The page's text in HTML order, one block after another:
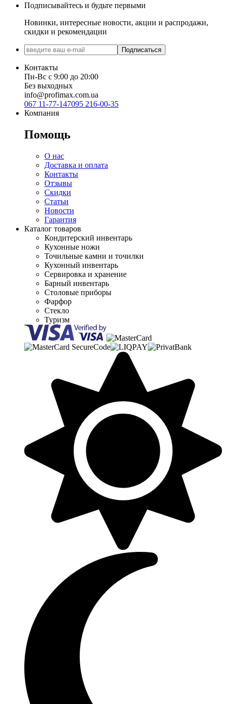
Подписывайтесь и будьте первыми
Новинки, интересные новости, акции и распродажи,
скидки и рекомендации
Подписаться
Контакты
Пн-Вс с 9:00 до 20:00
Без выходных
info@profimax.com.ua
067 11-77-147095 216-00-35
Компания
Помощь
О нас
Доставка и оплата
Контакты
Отзывы
Скидки
Статьи
Новости
Гарантия
Каталог товаров
Кондитерский инвентарь
Кухонные ножи
Точильные камни и точилки
Кухонный инвентарь
Сервировка и хранение
Барный инвентарь
Столовые приборы
Фарфор
Стекло
Туризм